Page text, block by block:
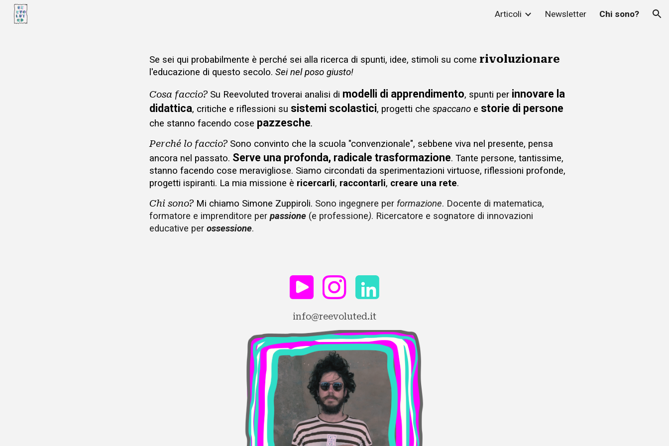
Articoli Newsletter Chi sono?
Se sei qui probabilmente è perché sei alla ricerca di spunti, idee, stimoli su come rivoluzionare
l'educazione di questo secolo.Sei nel poso giusto!
Cosa faccio? Su Reevoluted troverai analisi di modelli di apprendimento, spunti per innovare la
didattica, critiche e riflessioni su sistemi scolastici, progetti chespaccano e storie di persone
che stanno facendo cose pazzesche.
Perché lo faccio? Sono convinto che la scuola "convenzionale", sebbeneviva nel presente, pensa
ancora nel passato. Serve una profonda, radicale trasformazione. Tante persone, tantissime,
stanno facendo cose meravigliose. Siamo circondati da sperimentazioni virtuose, riflessioni profonde,
progetti ispiranti. La mia missione è ricercarli, raccontarli, creare una rete.
Chi sono? Mi chiamo Simone Zuppiroli. Sono ingegnere per formazione. Docente di matematica,
formatore e imprenditore perpassione (e professione). Ricercatore e sognatore di innovazioni
educative perossessione.
info@reevoluted.it